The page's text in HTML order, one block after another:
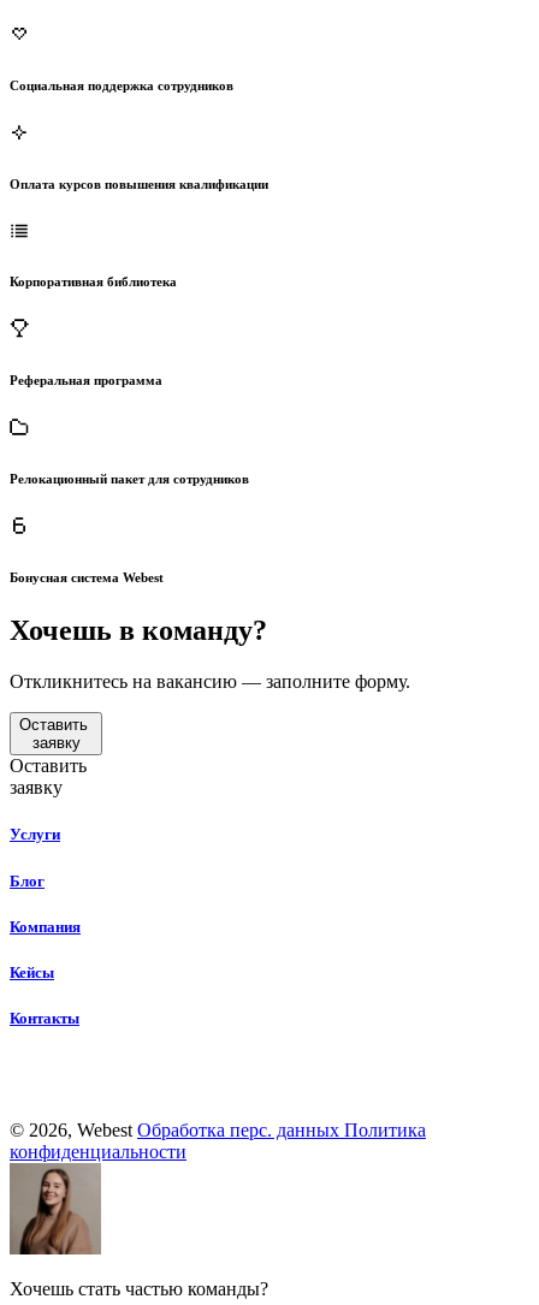
Социальная поддержка сотрудников
Оплата курсов повышения квалификации
Корпоративная библиотека
Реферальная программа
Релокационный пакет для сотрудников
Бонусная система Webest
Хочешь в команду?
Откликнитесь на вакансию — заполните форму.
Оставить
заявку
Оставить
заявку
Услуги
Блог
Компания
Кейсы
Контакты
© 2026, Webest Обработка перс. данных Политика
конфиденциальности
Хочешь стать частью команды?